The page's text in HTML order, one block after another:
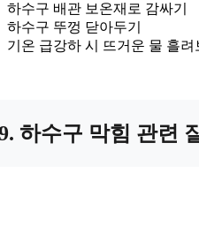
하수구 배관 보온재로 감싸기
하수구 뚜껑 닫아두기
기온 급강하 시 뜨거운 물 흘려
하수구 막힘 관련